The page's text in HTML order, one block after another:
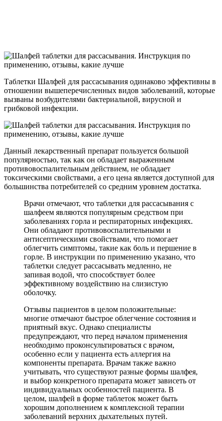
Таблетки Шалфей для рассасывания одинаково эффективны в
отношении вышеперечисленных видов заболеваний, которые
вызваны возбудителями бактериальной, вирусной и
грибковой инфекции.
Данный лекарственный препарат пользуется большой
популярностью, так как он обладает выраженным
противовоспалительным действием, не обладает
токсическими свойствами, а его цена является доступной для
большинства потребителей со средним уровнем достатка.
Врачи отмечают, что таблетки для рассасывания с
шалфеем являются популярным средством при
заболеваниях горла и респираторных инфекциях.
Они обладают противовоспалительными и
антисептическими свойствами, что помогает
облегчить симптомы, такие как боль и першение в
горле. В инструкции по применению указано, что
таблетки следует рассасывать медленно, не
запивая водой, что способствует более
эффективному воздействию на слизистую
оболочку.
Отзывы пациентов в целом положительные:
многие отмечают быстрое облегчение состояния и
приятный вкус. Однако специалисты
предупреждают, что перед началом применения
необходимо проконсультироваться с врачом,
особенно если у пациента есть аллергия на
компоненты препарата. Врачам также важно
учитывать, что существуют разные формы шалфея,
и выбор конкретного препарата может зависеть от
индивидуальных особенностей пациента. В
целом, шалфей в форме таблеток может быть
хорошим дополнением к комплексной терапии
заболеваний верхних дыхательных путей.